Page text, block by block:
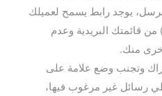
يوجد رابط يسمح لعميلك
من قائمتك البريدية وعدم
منك.
وتجنب وضع علامة على
رسائل غير مرغوب فيها،